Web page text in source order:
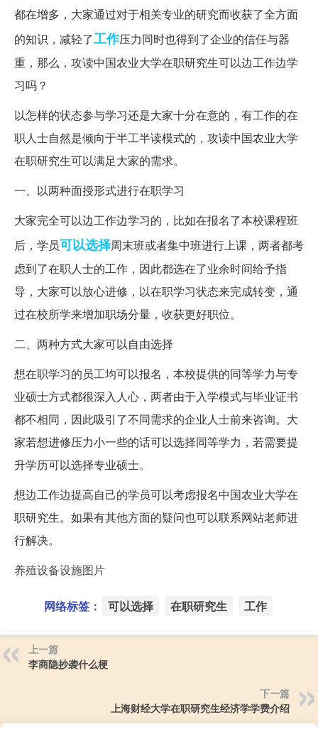
都在增多，大家通过对于相关专业的研究而收获了全方面
的知识，减轻了工作压力同时也得到了企业的信任与器
重，那么，攻读中国农业大学在职研究生可以边工作边学
习吗？
以怎样的状态参与学习还是大家十分在意的，有工作的在
职人士自然是倾向于半工半读模式的，攻读中国农业大学
在职研究生可以满足大家的需求。
一、以两种面授形式进行在职学习
大家完全可以边工作边学习的，比如在报名了本校课程班
后，学员可以选择周末班或者集中班进行上课，两者都考
虑到了在职人士的工作，因此都选在了业余时间给予指
导，大家可以放心进修，以在职学习状态来完成转变，通
过在校所学来增加职场分量，收获更好职位。
二、两种方式大家可以自由选择
想在职学习的员工均可以报名，本校提供的同等学力与专
业硕士方式都很深入人心，两者由于入学模式与毕业证书
都不相同，因此吸引了不同需求的企业人士前来咨询。大
家若想进修压力小一些的话可以选择同等学力，若需要提
升学历可以选择专业硕士。
想边工作边提高自己的学员可以考虑报名中国农业大学在
职研究生。如果有其他方面的疑问也可以联系网站老师进
行解决。
养殖设备设施图片
网络标签： 可以选择 在职研究生 工作
上一篇
李商隐抄袭什么梗
下一篇
上海财经大学在职研究生经济学学费介绍